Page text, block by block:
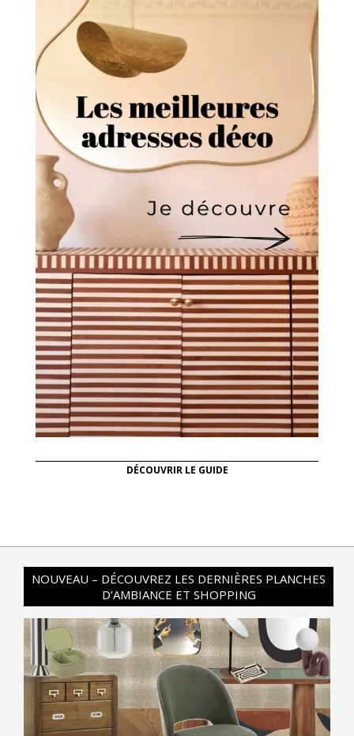
DÉCOUVRIR LE GUIDE
NOUVEAU – DÉCOUVREZ LES DERNIÈRES PLANCHES
D’AMBIANCE ET SHOPPING